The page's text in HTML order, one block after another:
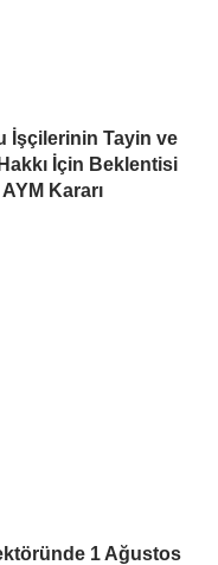
İşçilerinin Tayin ve
İçin Beklentisi
Kararı
1 Ağustos